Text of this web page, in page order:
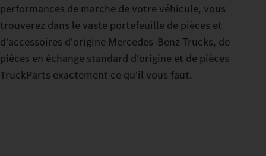
performances de marche de votre véhicule, vous
trouverez dans le vaste portefeuille de pièces et
d'accessoires d'origine Mercedes‑Benz Trucks, de
pièces en échange standard d'origine et de pièces
TruckParts exactement ce qu'il vous faut.